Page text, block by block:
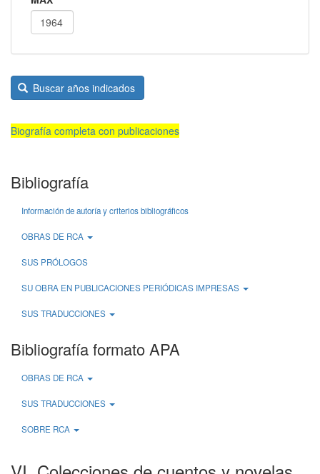
Buscar años indicados
Biografía completa con publicaciones
Bibliografía
Información de autoría y criterios bibliográficos
OBRAS DE RCA
SUS PRÓLOGOS
SU OBRA EN PUBLICACIONES PERIÓDICAS IMPRESAS
SUS TRADUCCIONES
Bibliografía formato APA
OBRAS DE RCA
SUS TRADUCCIONES
SOBRE RCA